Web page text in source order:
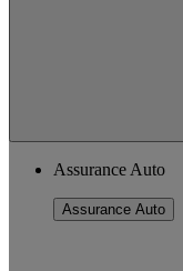
Assurance Auto
Assurance Auto